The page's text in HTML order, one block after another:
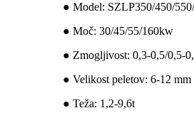
● Model: SZLP350/450/
● Moč: 30/45/55/160kw
● Zmogljivost: 0,3-0,5/0,5-
● Velikost peletov: 6-12 mm
● Teža: 1,2-9,6t